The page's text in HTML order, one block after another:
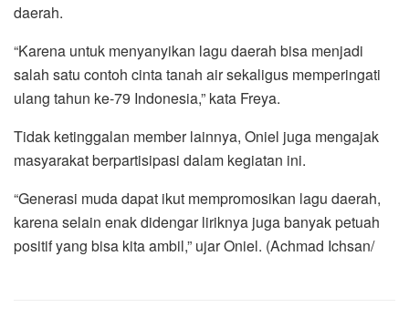
daerah.
“Karena untuk menyanyikan lagu daerah bisa menjadi
salah satu contoh cinta tanah air sekaligus memperingati
ulang tahun ke-79 Indonesia,” kata Freya.
Tidak ketinggalan member lainnya, Oniel juga mengajak
masyarakat berpartisipasi dalam kegiatan ini.
“Generasi muda dapat ikut mempromosikan lagu daerah,
karena selain enak didengar liriknya juga banyak petuah
positif yang bisa kita ambil,” ujar Oniel. (Achmad Ichsan/